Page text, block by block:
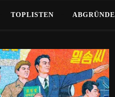
TOPLISTEN ABGRÜNDE